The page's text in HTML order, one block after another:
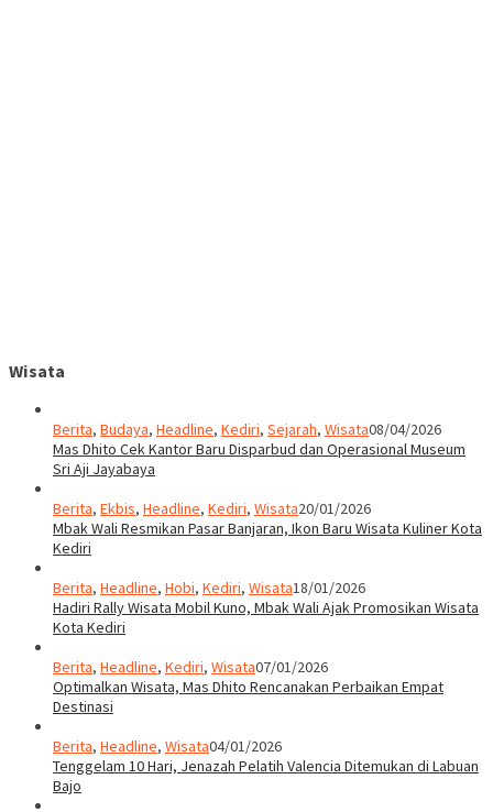
Wisata
Berita, Budaya, Headline, Kediri, Sejarah, Wisata08/04/2026
Mas Dhito Cek Kantor Baru Disparbud dan Operasional Museum
Sri Aji Jayabaya
Berita, Ekbis, Headline, Kediri, Wisata20/01/2026
Mbak Wali Resmikan Pasar Banjaran, Ikon Baru Wisata Kuliner Kota
Kediri
Berita, Headline, Hobi, Kediri, Wisata18/01/2026
Hadiri Rally Wisata Mobil Kuno, Mbak Wali Ajak Promosikan Wisata
Kota Kediri
Berita, Headline, Kediri, Wisata07/01/2026
Optimalkan Wisata, Mas Dhito Rencanakan Perbaikan Empat
Destinasi
Berita, Headline, Wisata04/01/2026
Tenggelam 10 Hari, Jenazah Pelatih Valencia Ditemukan di Labuan
Bajo